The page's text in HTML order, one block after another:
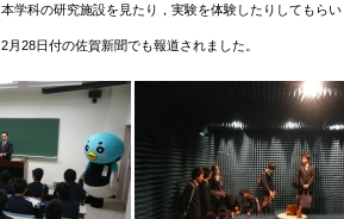
学科の研究施設を見たり，実験を体験したりしてもら
月28日付の佐賀新聞でも報道されました。